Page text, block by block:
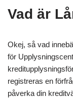
Vad är
Okej, så vad
för
registreras en
påverka din